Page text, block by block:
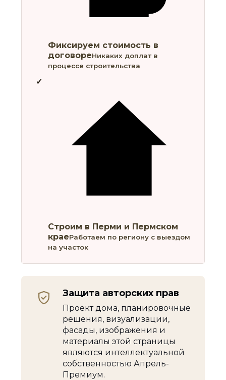
Фиксируем стоимость в
договореНикаких доплат в
процессе строительства
Строим в Перми и Пермском
краеРаботаем по региону с выездом
на участок
Защита авторских прав
Проект дома, планировочные
решения, визуализации,
фасады, изображения и
материалы этой страницы
являются интеллектуальной
собственностью Апрель-
Премиум.